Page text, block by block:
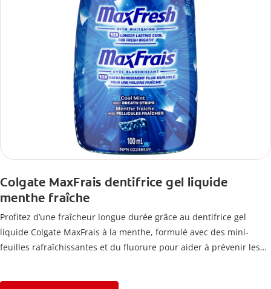
Colgate MaxFrais dentifrice gel liquide
menthe fraîche
Profitez d’une fraîcheur longue durée grâce au dentifrice gel
liquide Colgate MaxFrais à la menthe, formulé avec des mini-
feuilles rafraîchissantes et du fluorure pour aider à prévenir les